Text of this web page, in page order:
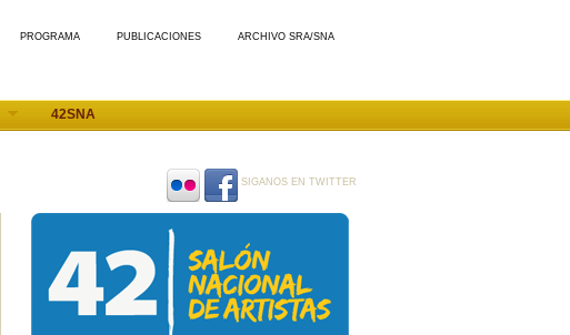
PROGRAMA PUBLICACIONES ARCHIVO SRA/SNA
42SNA
SIGANOS EN TWITTER
SIGANOS
FACEBOOK
SIGANOS
EN
FLICKR